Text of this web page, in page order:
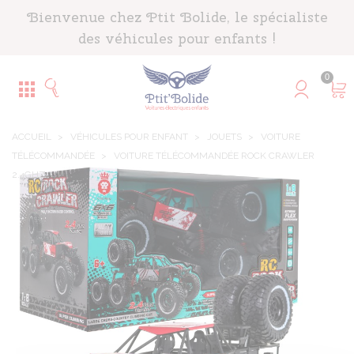
Bienvenue chez Ptit Bolide, le spécialiste
des véhicules pour enfants !
0
ACCUEIL > VÉHICULES POUR ENFANT > JOUETS >
VOITURE
TÉLÉCOMMANDÉE
>
VOITURE TÉLÉCOMMANDÉE ROCK CRAWLER
2.4GHZ